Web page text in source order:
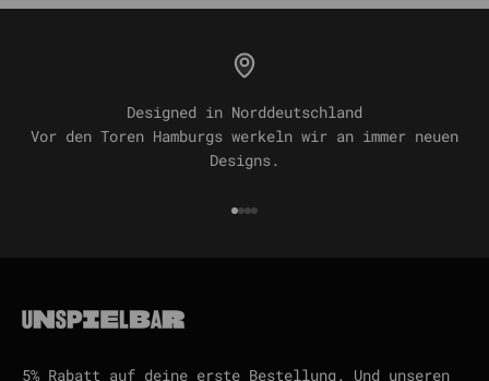
Designed in Norddeutschland
Vor den Toren Hamburgs werkeln wir an immer neuen
Designs.
Gehe zu Element 1
Gehe zu Element 2
Gehe zu Element 3
Gehe zu Element 4
5% Rabatt auf deine erste Bestellung. Und unseren